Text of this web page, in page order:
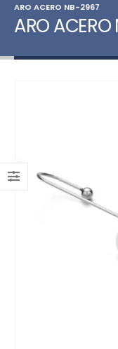
ARO ACERO NB-2967
ARO